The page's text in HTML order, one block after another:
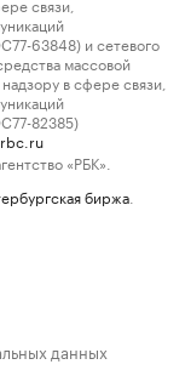
63848) и сетевого
массовой
в сфере связи,
82385)
«РБК».
биржа
данных